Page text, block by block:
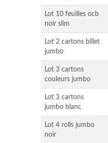
Lot 10 feuilles ocb
noir slim
Lot 2 cartons billet
jumbo
Lot 3 cartons
couleurs jumbo
Lot 3 cartons
jumbo blanc
Lot 4 rolls jumbo
noir